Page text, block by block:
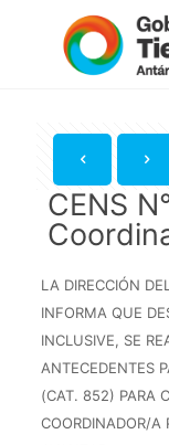
CENS
LA DIRECCIÓN
INFORMA QUE
INCLUSIVE, SE
ANTECEDENTES
(CAT. 852) PARA
COORDINADOR/A